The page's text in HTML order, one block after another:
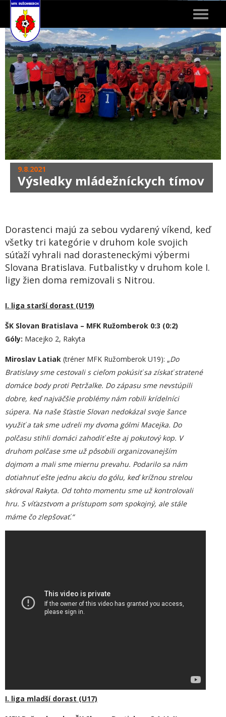
Toggle
9.8.2021
Výsledky mládežníckych tímov
Dorastenci majú za sebou vydarený víkend, keď
všetky tri kategórie v druhom kole svojich
súťaží vyhrali nad dorasteneckými výbermi
Slovana Bratislava. Futbalistky v druhom kole I.
ligy žien doma remizovali s Nitrou.
I. liga starší dorast (U19)
ŠK Slovan Bratislava – MFK Ružomberok 0:3 (0:2)
Góly: Macejko 2, Rakyta
Miroslav Latiak (tréner MFK Ružomberok U19): „Do
Bratislavy sme cestovali s cieľom pokúsiť sa získať stratené
domáce body proti Petržalke. Do zápasu sme nevstúpili
dobre, keď najväčšie problémy nám robili krídelníci
súpera. Na naše šťastie Slovan nedokázal svoje šance
využiť a tak sme udreli mydvoma gólmi Macejka. Do
polčasu stihli domáci zahodiť ešte aj pokutový kop. V
druhom polčase sme už pôsobili organizovanejším
dojmom a mali sme miernu prevahu. Podarilo sa nám
dotiahnuť ešte jednu akciu do gólu, keď krížnou strelou
skóroval Rakyta. Od tohto momentu sme už kontrolovali
hru. S víťazstvom a prístupom som spokojný, ale stále
máme čo zlepšovať.“
I. liga mladší dorast (U17)